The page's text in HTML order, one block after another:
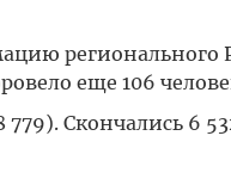
регионального
еще 106
Скончались 6